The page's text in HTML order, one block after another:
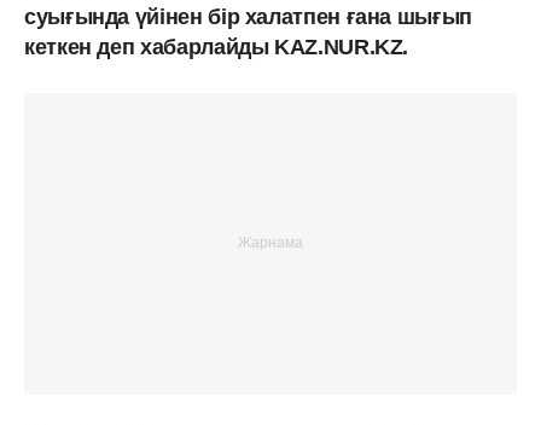
суығында үйінен бір халатпен ғана шығып
кеткен деп хабарлайды KAZ.NUR.KZ.